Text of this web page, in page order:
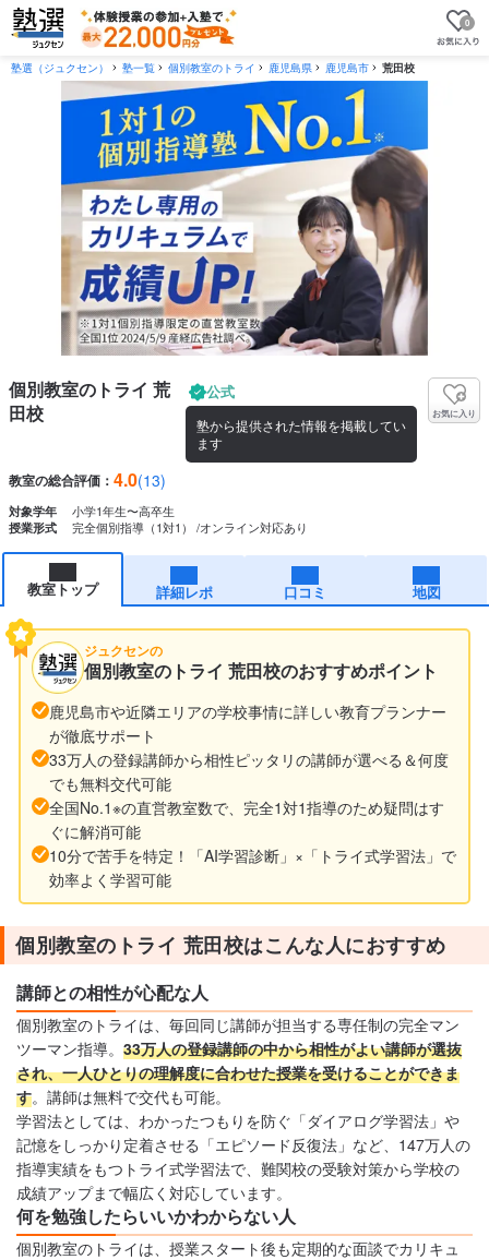
0
塾選（ジュクセン） 塾一覧 個別教室のトライ 鹿児島県 鹿児島市 荒田校
個別教室のトライ 荒
田校
公式
塾から提供された情報を掲載してい
ます
教室の総合評価： 4.0(13)
お気に入り
対象学年 小学1年生〜高卒生
授業形式 完全個別指導（1対1） オンライン対応あり
教室トップ 詳細レポ 口コミ 地図
ジュクセンの
個別教室のトライ 荒田校のおすすめポイント
鹿児島市や近隣エリアの学校事情に詳しい教育プランナー
が徹底サポート
33万人の登録講師から相性ピッタリの講師が選べる＆何度
でも無料交代可能
全国No.1※の直営教室数で、完全1対1指導のため疑問はす
ぐに解消可能
10分で苦手を特定！「AI学習診断」×「トライ式学習法」で
効率よく学習可能
個別教室のトライ 荒田校はこんな人におすすめ
講師との相性が心配な人
個別教室のトライは、毎回同じ講師が担当する専任制の完全マン
ツーマン指導。 33万人の登録講師の中から相性がよい講師が選抜
され、一人ひとりの理解度に合わせた授業を受けることができま
す。講師は無料で交代も可能。
学習法としては、わかったつもりを防ぐ「ダイアログ学習法」や
記憶をしっかり定着させる「エピソード反復法」など、147万人の
指導実績をもつトライ式学習法で、難関校の受験対策から学校の
成績アップまで幅広く対応しています。
何を勉強したらいいかわからない人
個別教室のトライは、授業スタート後も定期的な面談でカリキュ